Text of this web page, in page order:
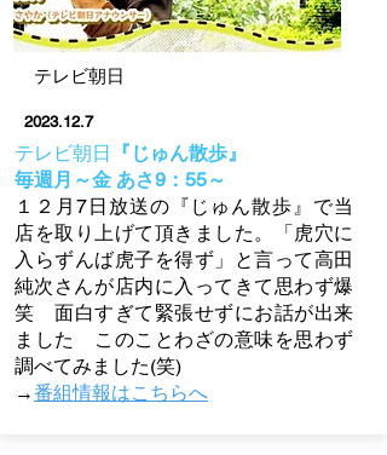
テレビ朝日
2023.12.7
テレビ朝日 『じゅん散歩』
毎週月～金 あさ9：55～
１２月7日放送の『じゅん散歩』で当
店を取り上げて頂きました。「虎穴に
入らずんば虎子を得ず」と言って高田
純次さんが​店内に入ってきて思わず爆
笑 面白すぎて緊張せずにお話が出来
ました このことわざの意味を思わず
調べてみました(笑)
→番組情報はこちらへ